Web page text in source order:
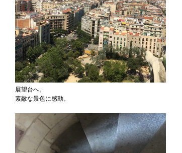
展望台へ。
素敵な景色に感動。